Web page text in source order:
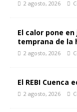
2 agosto, 2026
El calor pone
temprana de la
2 agosto, 2026
El REBI Cuenca
2 agosto, 2026